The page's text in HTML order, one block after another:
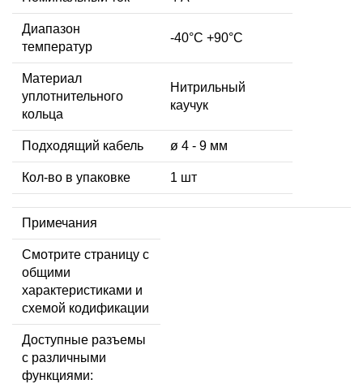
Диапазон
температур
-40°C +90°C
Материал
уплотнительного
кольца
Нитрильный
каучук
Подходящий кабель ø 4 - 9 мм
Кол-во в упаковке 1 шт
Примечания
Смотрите страницу с
общими
характеристиками и
схемой кодификации
Доступные разъемы
с различными
функциями: